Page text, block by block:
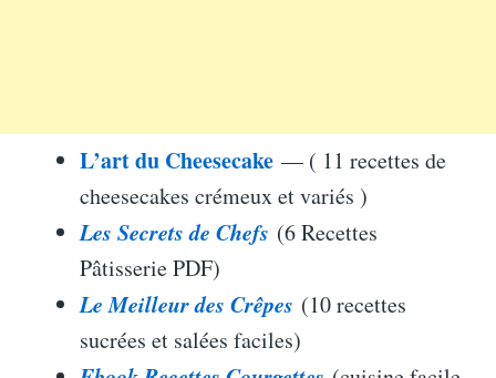
L’art du Cheesecake — ( 11 recettes de
cheesecakes crémeux et variés )
Les Secrets de Chefs (6 Recettes
Pâtisserie PDF)
Le Meilleur des Crêpes (10 recettes
sucrées et salées faciles)